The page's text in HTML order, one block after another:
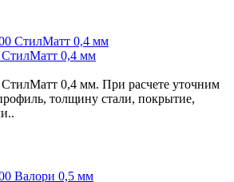
0,4 мм
0,4 мм. При расчете уточним
толщину стали, покрытие,